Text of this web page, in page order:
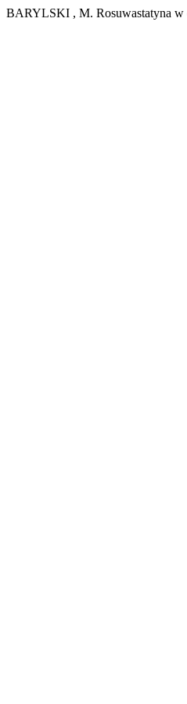
BARYLSKI , M. Rosuwastatyna w